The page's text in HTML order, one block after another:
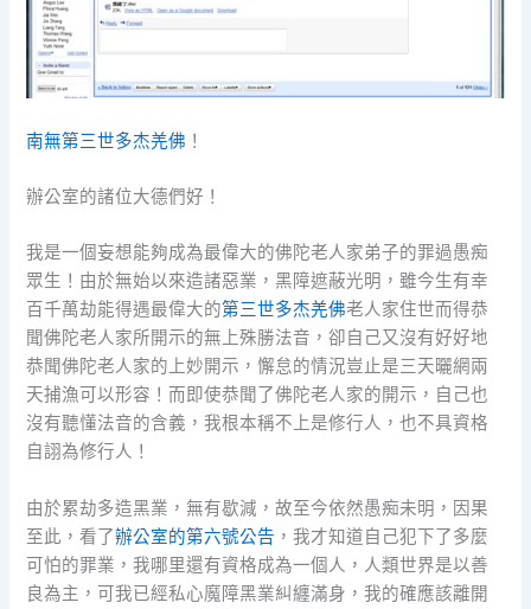
南無第三世多杰羌佛 ！
辦公室的諸位大德們好！
我是一個妄想能夠成為最偉大的佛陀老人家弟子的罪過愚痴
眾生！由於無始以來造諸惡業，黑障遮蔽光明，雖今生有幸
百千萬劫能得遇最偉大的第三世多杰羌佛老人家住世而得恭
聞佛陀老人家所開示的無上殊勝法音，卻自己又沒有好好地
恭聞佛陀老人家的上妙開示，懈怠的情況豈止是三天曬網兩
天捕漁可以形容！而即使恭聞了佛陀老人家的開示，自己也
沒有聽懂法音的含義，我根本稱不上是修行人，也不具資格
自詡為修行人！
由於累劫多造黑業，無有歇減，故至今依然愚痴未明，因果
至此，看了辦公室的第六號公告 ，我才知道自己犯下了多麼
可怕的罪業，我哪里還有資格成為一個人，人類世界是以善
良為主，可我已經私心魔障黑業糾纏滿身，我的確應該離開